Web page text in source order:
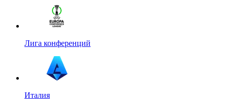
Лига конференций
Италия